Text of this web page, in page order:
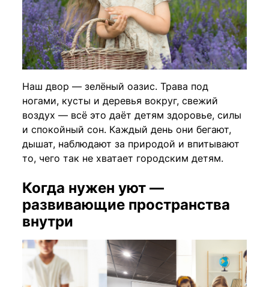
Наш двор — зелёный оазис. Трава под
ногами, кусты и деревья вокруг, свежий
воздух — всё это даёт детям здоровье, силы
и спокойный сон. Каждый день они бегают,
дышат, наблюдают за природой и впитывают
то, чего так не хватает городским детям.
Когда нужен уют —
развивающие пространства
внутри